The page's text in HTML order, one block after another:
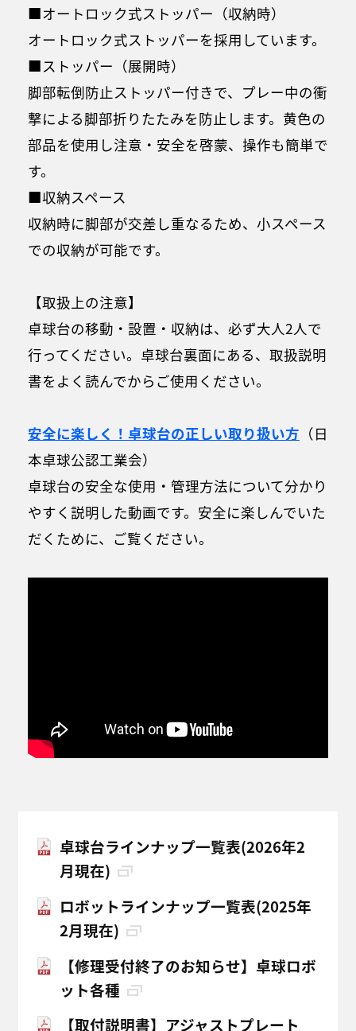
■オートロック式ストッパー（収納時）
オートロック式ストッパーを採用しています。
■ストッパー（展開時）
脚部転倒防止ストッパー付きで、プレー中の衝
撃による脚部折りたたみを防止します。黄色の
部品を使用し注意・安全を啓蒙、操作も簡単で
す。
■収納スペース
収納時に脚部が交差し重なるため、小スペース
での収納が可能です。
【取扱上の注意】
卓球台の移動・設置・収納は、必ず大人2人で
行ってください。卓球台裏面にある、取扱説明
書をよく読んでからご使用ください。
安全に楽しく！卓球台の正しい取り扱い方 （日
本卓球公認工業会）
卓球台の安全な使用・管理方法について分かり
やすく説明した動画です。安全に楽しんでいた
だくために、ご覧ください。
卓球台ラインナップ一覧表(2026年2
月現在)
ロボットラインナップ一覧表(2025年
2月現在)
【修理受付終了のお知らせ】卓球ロボ
ット各種
【取付説明書】アジャストプレート